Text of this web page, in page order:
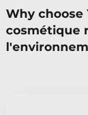
Why choose
cosmétique